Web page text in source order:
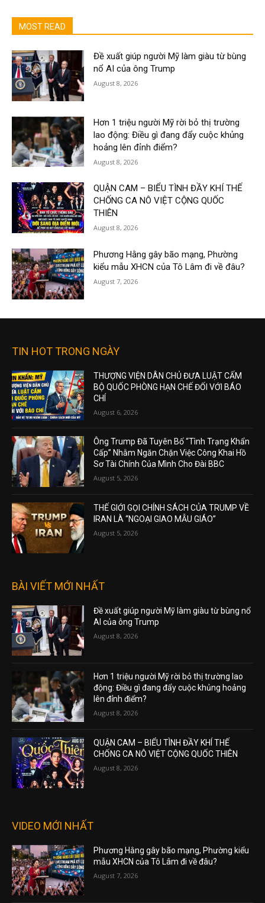
MOST READ
Đề xuất giúp người Mỹ làm giàu từ bùng
nổ AI của ông Trump
August 8, 2026
Hơn 1 triệu người Mỹ rời bỏ thị trường
lao động: Điều gì đang đẩy cuộc khủng
hoảng lên đỉnh điểm?
August 8, 2026
QUẬN CAM – BIỂU TÌNH ĐẦY KHÍ THẾ
CHỐNG CA NÔ VIỆT CỘNG QUỐC
THIÊN
August 8, 2026
Phương Hằng gây bão mạng, Phường
kiểu mẫu XHCN của Tô Lâm đi về đâu?
August 7, 2026
TIN HOT TRONG NGÀY
THƯỢNG VIỆN DÂN CHỦ ĐƯA LUẬT CẤM
BỘ QUỐC PHÒNG HẠN CHẾ ĐỐI VỚI BÁO
CHÍ
August 6, 2026
Ông Trump Đã Tuyên Bố “Tình Trạng Khẩn
Cấp” Nhằm Ngăn Chặn Việc Công Khai Hồ
Sơ Tài Chính Của Mình Cho Đài BBC
August 5, 2026
THẾ GIỚI GỌI CHÍNH SÁCH CỦA TRUMP VỀ
IRAN LÀ “NGOẠI GIAO MẪU GIÁO”
August 5, 2026
BÀI VIẾT MỚI NHẤT
Đề xuất giúp người Mỹ làm giàu từ bùng nổ
AI của ông Trump
August 8, 2026
Hơn 1 triệu người Mỹ rời bỏ thị trường lao
động: Điều gì đang đẩy cuộc khủng hoảng
lên đỉnh điểm?
August 8, 2026
QUẬN CAM – BIỂU TÌNH ĐẦY KHÍ THẾ
CHỐNG CA NÔ VIỆT CỘNG QUỐC THIÊN
August 8, 2026
VIDEO MỚI NHẤT
Phương Hằng gây bão mạng, Phường kiểu
mẫu XHCN của Tô Lâm đi về đâu?
August 7, 2026